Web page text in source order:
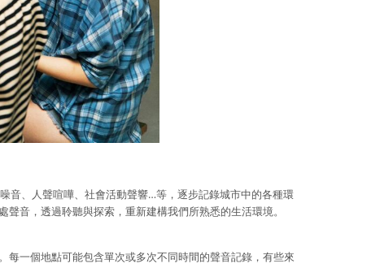
音、人聲喧嘩、社會活動聲響…等，逐步記錄城市中的各種環
音，透過聆聽與探索，重新建構我們所熟悉的生活環境。
一個地點可能包含單次或多次不同時間的聲音記錄，有些來